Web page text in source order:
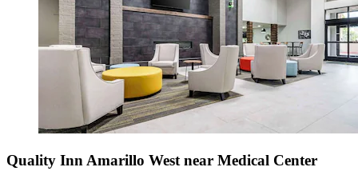
Quality Inn Amarillo West near Medical Center